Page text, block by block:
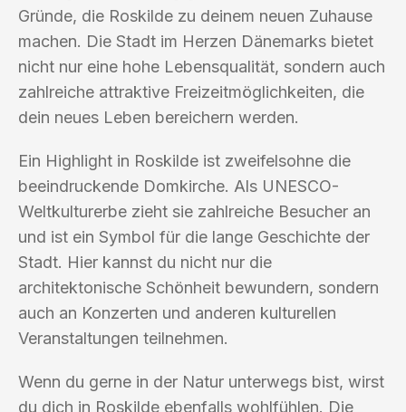
Gründe, die Roskilde zu deinem neuen Zuhause
machen. Die Stadt im Herzen Dänemarks bietet
nicht nur eine hohe Lebensqualität, sondern auch
zahlreiche attraktive Freizeitmöglichkeiten, die
dein neues Leben bereichern werden.
Ein Highlight in Roskilde ist zweifelsohne die
beeindruckende Domkirche. Als UNESCO-
Weltkulturerbe zieht sie zahlreiche Besucher an
und ist ein Symbol für die lange Geschichte der
Stadt. Hier kannst du nicht nur die
architektonische Schönheit bewundern, sondern
auch an Konzerten und anderen kulturellen
Veranstaltungen teilnehmen.
Wenn du gerne in der Natur unterwegs bist, wirst
du dich in Roskilde ebenfalls wohlfühlen. Die